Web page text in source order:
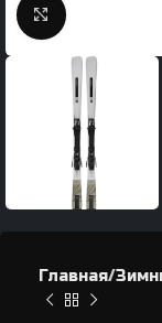
Нажмите,
Главная